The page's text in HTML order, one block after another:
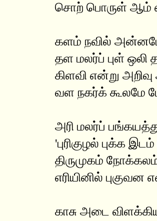
சொற் பொருள் ஆம்
களம் நவில்
தள மலர்ப் புள்
கிளவி என்று
வள நகர்க் கூலமே
அரி மலர்ப்
'புரிகுழல் புக்க
திருமுகம்
எரியினில்
காசு அடை